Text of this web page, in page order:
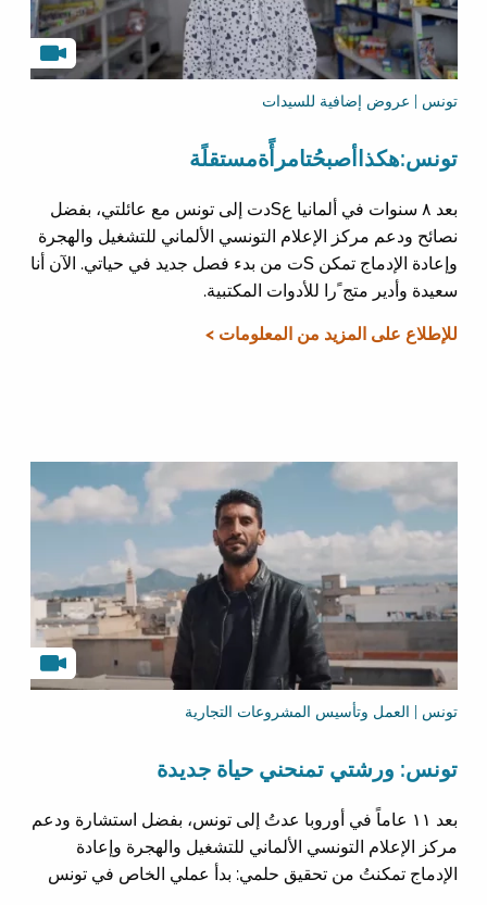
تونس | عروض إضافية للسيدات
تونس:هكذاأصبحُتامرأًةمستقلًة
بعد ٨ سنوات في ألمانيا عSدت إلى تونس مع عائلتي، بفضل
نصائح ودعم مركز الإعلام التونسي الألماني للتشغيل والهجرة
وإعادة الإدماج تمكن Sت من بدء فصل جديد في حياتي. الآن أنا
سعيدة وأدير متج ًرا للأدوات المكتبية.
للإطلاع على المزيد من المعلومات >
تونس | العمل وتأسيس المشروعات التجارية
تونس: ورشتي تمنحني حياة جديدة
بعد ١١ عاماً في أوروبا عدتُ إلى تونس، بفضل استشارة ودعم
مركز الإعلام التونسي الألماني للتشغيل والهجرة وإعادة
الإدماج تمكنتُ من تحقيق حلمي: بدأ عملي الخاص في تونس